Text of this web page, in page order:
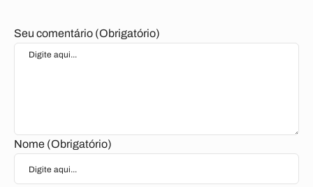
Seu comentário (Obrigatório)
Nome (Obrigatório)